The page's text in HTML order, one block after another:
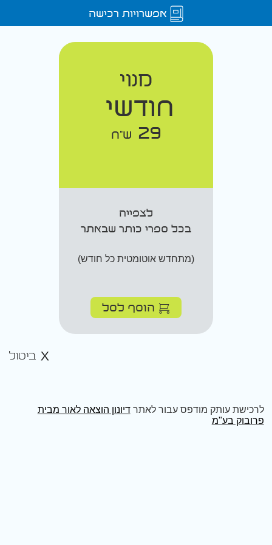
אפשרויות רכישה
מנוי
חודשי
29 ש"ח
לצפייה
בכל ספרי כותר שבאתר
(מתחדש אוטומטית כל חודש)
הוסף לסל
ביטול
לרכישת עותק מודפס עבור לאתרדיונון הוצאה לאור מבית
פרובוק בע"מ